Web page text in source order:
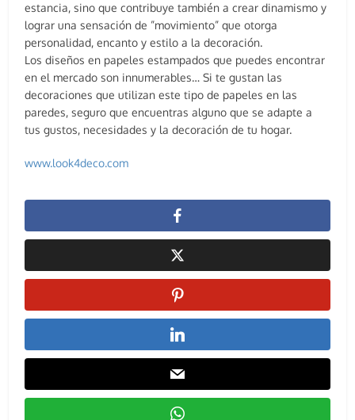
estancia, sino que contribuye también a crear dinamismo y
lograr una sensación de ”movimiento” que otorga
personalidad, encanto y estilo a la decoración.
Los diseños en papeles estampados que puedes encontrar
en el mercado son innumerables… Si te gustan las
decoraciones que utilizan este tipo de papeles en las
paredes, seguro que encuentras alguno que se adapte a
tus gustos, necesidades y la decoración de tu hogar.
www.look4deco.com